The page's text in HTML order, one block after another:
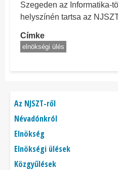
Szegeden az Informatika-
helyszínén tartsa az
Címke
elnökségi ülés
Főmenü
Az NJSZT-ről
Névadónkról
Elnökség
Elnökségi ülések
Közgyűlések